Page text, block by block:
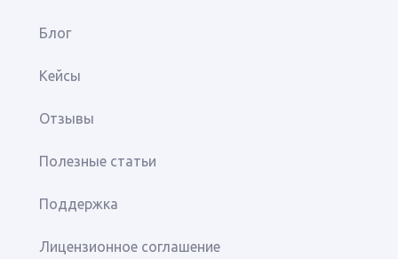
Блог
Кейсы
Отзывы
Полезные статьи
Поддержка
Лицензионное соглашение